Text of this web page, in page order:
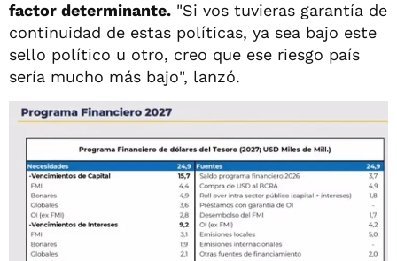
factor determinante. "Si vos tuvieras garantía de
continuidad de estas políticas, ya sea bajo este
sello político u otro, creo que ese riesgo país
sería mucho más bajo", lanzó.